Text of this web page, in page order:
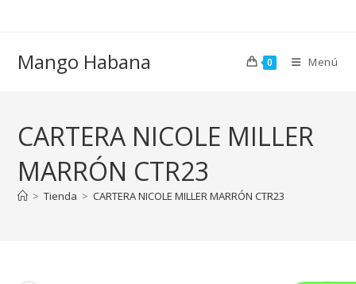
Mango Habana 0 Menú
CARTERA NICOLE MILLER
MARRÓN CTR23
> Tienda > CARTERA NICOLE MILLER MARRÓN CTR23